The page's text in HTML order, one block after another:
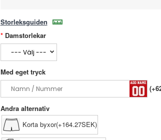
Storleksguiden
Damstorlekar
Med eget tryck
Andra alternativ
Korta byxor(+164.27SEK)